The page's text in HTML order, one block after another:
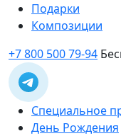
Подарки
Композиции
+7 800 500 79-94
Специальное
День Рождения